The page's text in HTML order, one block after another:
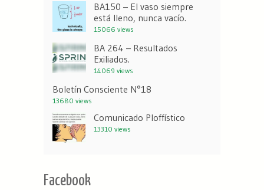
BA150 – El vaso siempre
está lleno, nunca vacío.
15066 views
BA 264 – Resultados
Exiliados.
14069 views
Boletín Consciente N°18
13680 views
Comunicado Ploffístico
13310 views
Facebook